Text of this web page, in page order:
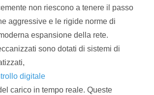
non riescono a tenere il passo
aggressive e le rigide norme di
espansione della rete.
sono dotati di sistemi di
digitale
carico in tempo reale. Queste